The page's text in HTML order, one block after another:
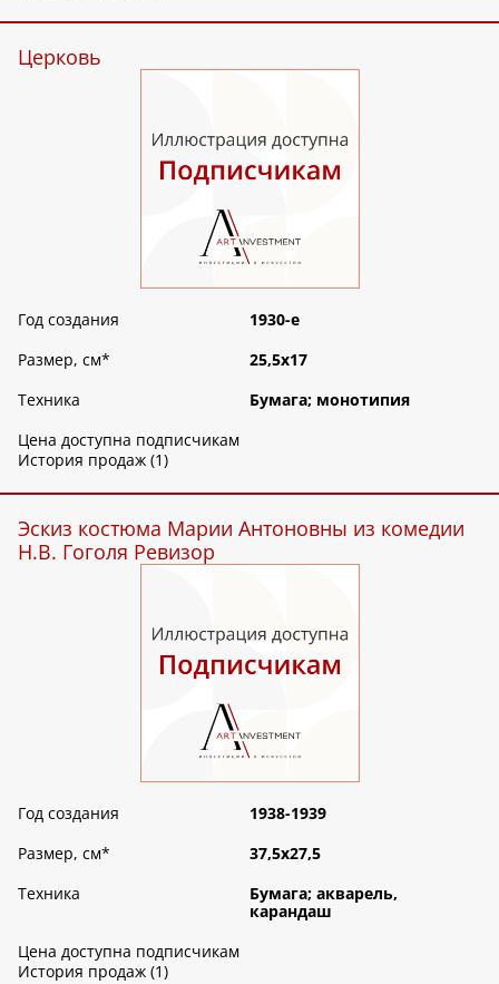
Церковь
Год создания
1930-е
Размер, см*
25,5х17
Техника
Бумага; монотипия
Цена доступна подписчикам
История продаж (1)
Эскиз костюма Марии Антоновны из комедии
Н.В. Гоголя Ревизор
Год создания
1938-1939
Размер, см*
37,5х27,5
Техника
Бумага; акварель,
карандаш
Цена доступна подписчикам
История продаж (1)